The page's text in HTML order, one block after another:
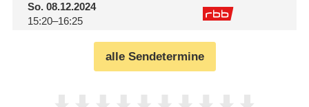
So.08.12.2024
15:20–16:25
alle Sendetermine